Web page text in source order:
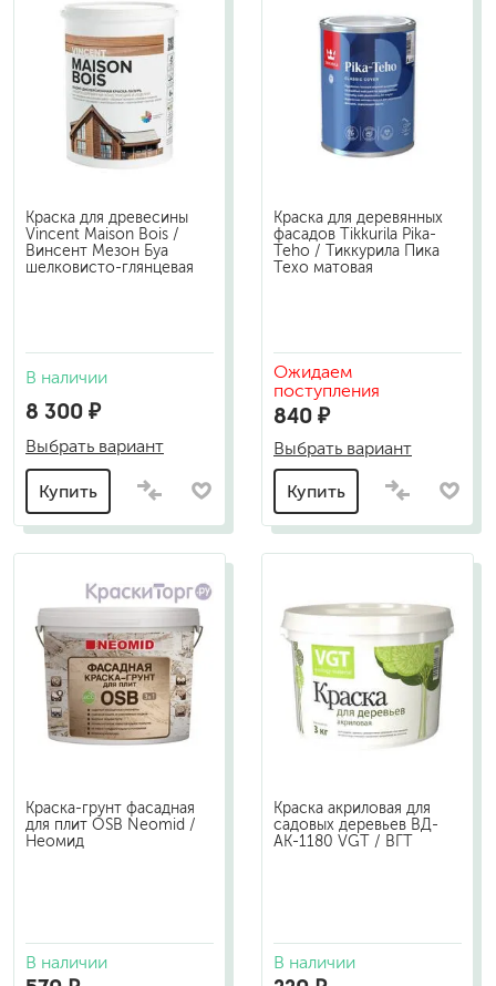
Краска для древесины
Vincent Maison Bois /
Винсент Мезон Буа
шелковисто-глянцевая
В наличии
8 300 ₽
Выбрать вариант
Купить
Краска для деревянных
фасадов Tikkurila Pika-
Teho / Тиккурила Пика
Техо матовая
Ожидаем
поступления
840 ₽
Выбрать вариант
Купить
Краска-грунт фасадная
для плит OSB Neomid /
Неомид
В наличии
Краска акриловая для
садовых деревьев ВД-
АК-1180 VGT / ВГТ
В наличии